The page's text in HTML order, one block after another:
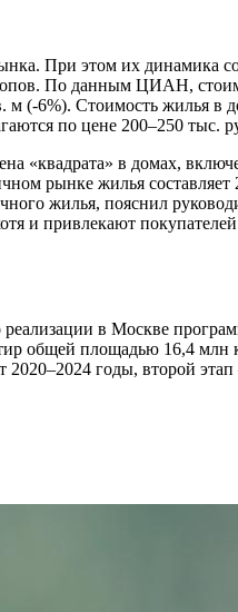
При этом их
По данным ЦИАН,
м (-6%). Стоимость жилья
по цене 200–250 тыс.
в домах,
рынке жилья
жилья, пояснил
и привлекают
в Москве
общей площадью 16,4
2020–2024 годы, второй